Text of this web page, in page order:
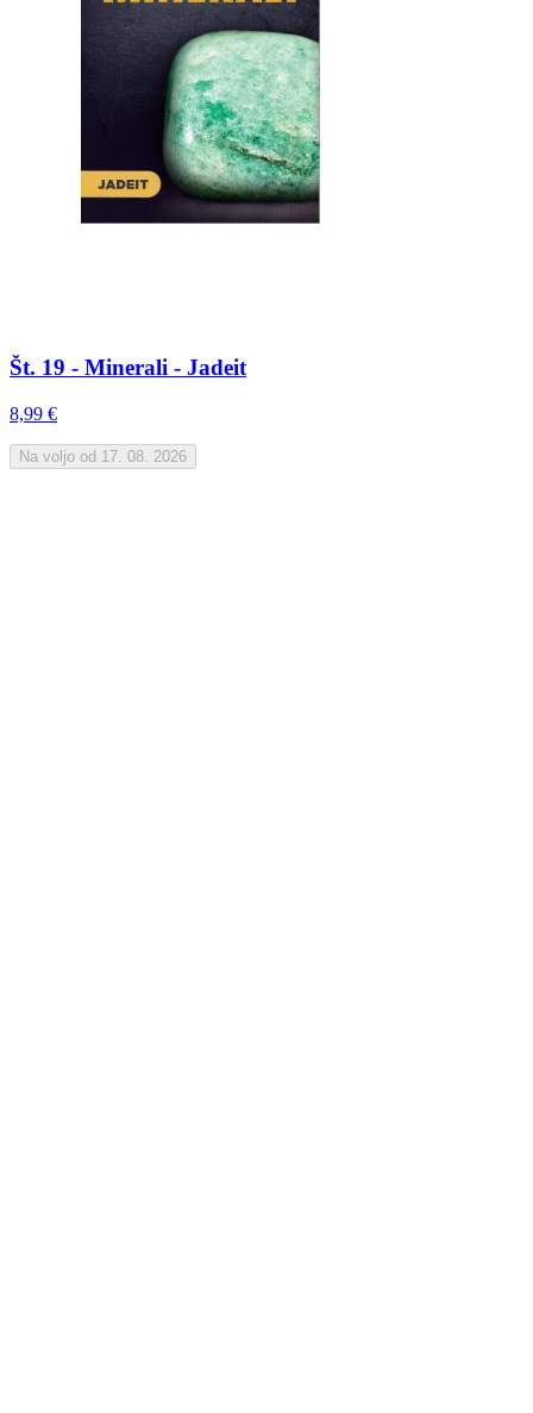
Št. 19 - Minerali - Jadeit
8,99 €
Na voljo od 17. 08. 2026